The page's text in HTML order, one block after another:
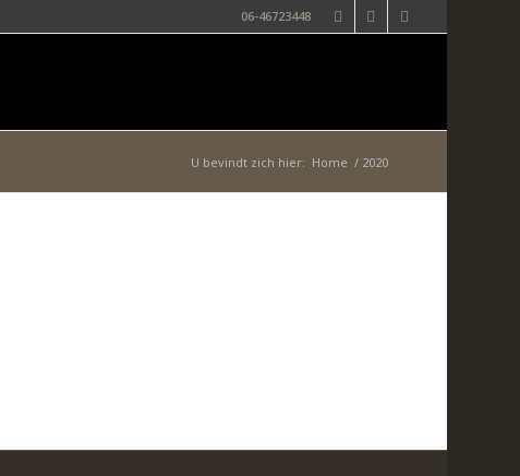
06-46723448
U bevindt zich hier: Home / 2020